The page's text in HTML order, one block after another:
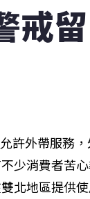
戒留
許外帶服務
少消費者苦
北地區提供